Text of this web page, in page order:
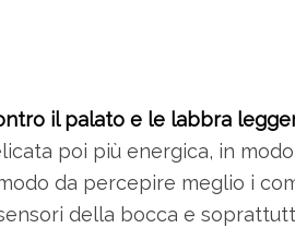
il palato e le labbra
poi più energica, in modo
da percepire meglio i
della bocca e